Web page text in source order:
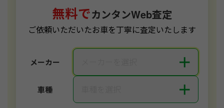
無料でカンタンWeb査定
ご依頼いただいたお車を丁寧に査定いたします
メーカー ＋
車種 ＋